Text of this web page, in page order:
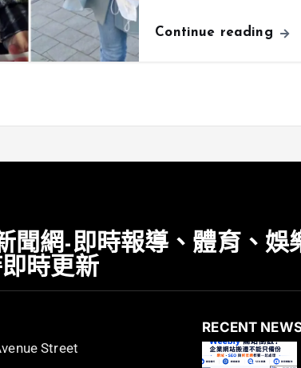
Continue reading
聞網-即時報導、體育、娛
時更新
Street
RECENT